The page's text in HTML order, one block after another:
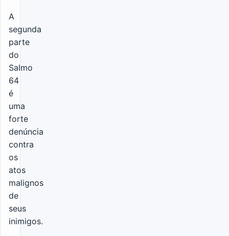
A
segunda
parte
do
Salmo
64
é
uma
forte
denúncia
contra
os
atos
malignos
de
seus
inimigos.